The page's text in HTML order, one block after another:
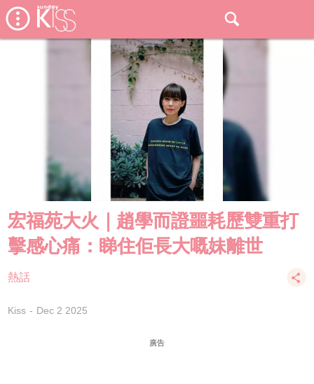
宏福苑大火｜趙學而證噩耗歷雙重打
擊感心痛：睇住佢長大嘅妹離世
熱話
Kiss Dec 2 2025
廣告